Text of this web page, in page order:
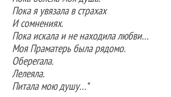
Пока я увязала в страхах
И сомнениях.
Пока искала и не находила любви…
Моя Праматерь была рядомо.
Оберегала.
Лелеяла.
Питала мою душу…*